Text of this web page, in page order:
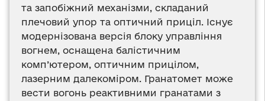
та запобіжний механізми, складаний
плечовий упор та оптичний приціл. Існує
модернізована версія блоку управління
вогнем, оснащена балістичним
комп’ютером, оптичним прицілом,
лазерним далекоміром. Гранатомет може
вести вогонь реактивними гранатами з